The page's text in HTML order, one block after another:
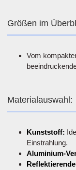
Größen im
Vom
Materialauswahl:
Kunststoff:
Einstrahlung.
Aluminium-